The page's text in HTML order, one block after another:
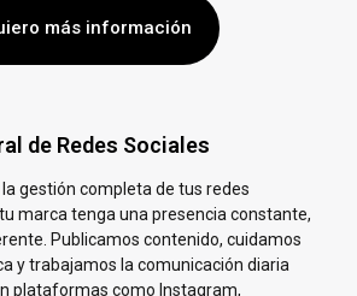
más información
de Redes Sociales
gestión completa de tus redes
marca tenga una presencia constante,
Publicamos contenido, cuidamos
y trabajamos la comunicación diaria
plataformas como Instagram,